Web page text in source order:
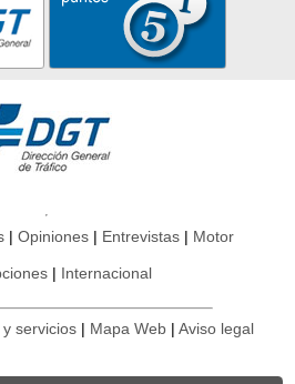
Opiniones Entrevistas Motor
Internacional
servicios Mapa Web Aviso legal